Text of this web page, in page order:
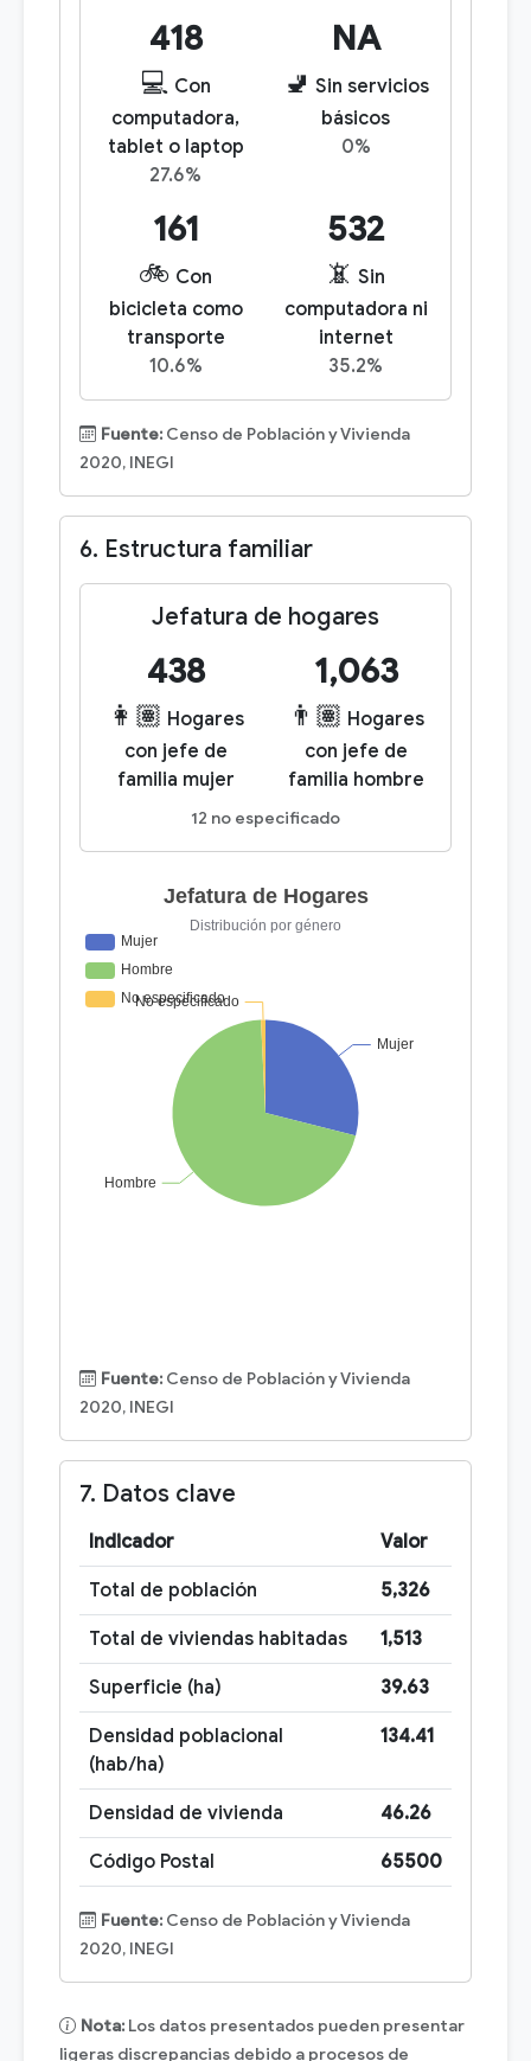
418
💻 Con
computadora,
tablet o laptop
27.6%
NA
🚽 Sin servicios
básicos
0%
161
🚲 Con
bicicleta como
transporte
10.6%
532
📵 Sin
computadora ni
internet
35.2%
Fuente: Censo de Población y Vivienda
2020, INEGI
6. Estructura familiar
Jefatura de hogares
438
👩🏽 Hogares
con jefe de
familia mujer
1,063
👨🏽 Hogares
con jefe de
familia hombre
12 no especificado
Fuente: Censo de Población y Vivienda
2020, INEGI
7. Datos clave
Indicador Valor
Total de población 5,326
Total de viviendas habitadas 1,513
Superficie (ha) 39.63
Densidad poblacional
(hab/ha)
134.41
Densidad de vivienda 46.26
Código Postal 65500
Fuente: Censo de Población y Vivienda
2020, INEGI
Nota: Los datos presentados pueden presentar
ligeras discrepancias debido a procesos de